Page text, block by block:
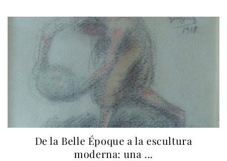
De la Belle Époque a la escultura
moderna: una ...